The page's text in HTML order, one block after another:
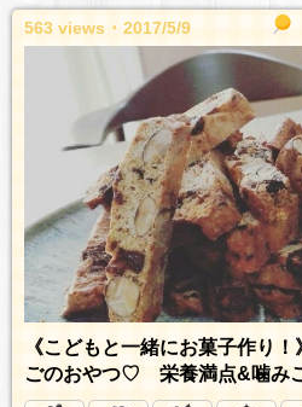
563 views ･ 2017/5/9
《こどもと一緒にお菓子作り
ごのおやつ♡ 栄養満点&噛み